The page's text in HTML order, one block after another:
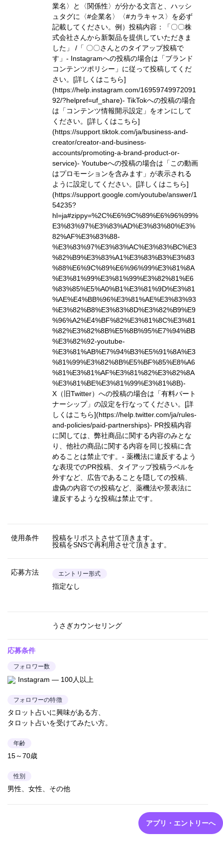
業名〉と〈関係性〉が分かる文言と、ハッシ
ュタグに〈#企業名〉〈#カラキャス〉を必ず
記載してください。 例）投稿内容：「〇〇株
式会社さんから新製品を提供していただきま
した」 /「 〇〇さんとのタイアップ投稿で
す」 - Instagramへの投稿の場合は「ブランド
コンテンツポリシー」に従って投稿してくだ
さい。 [詳しくはこちら]
(https://help.instagram.com/16959749972091
92/?helpref=uf_share)- TikTokへの投稿の場合
は「コンテンツ情報開示設定」をオンにして
ください。 [詳しくはこちら]
(https://support.tiktok.com/ja/business-and-
creator/creator-and-business-
accounts/promoting-a-brand-product-or-
service)- Youtubeへの投稿の場合は「この動画
はプロモーションを含みます」が表示される
ように設定してください。 [詳しくはこちら]
(https://support.google.com/youtube/answer/1
54235?
hl=ja#zippy=%2C%E6%9C%89%E6%96%99%
E3%83%97%E3%83%AD%E3%83%80%E3%
82%AF%E3%83%88-
%E3%83%97%E3%83%AC%E3%83%BC%E3
%82%B9%E3%83%A1%E3%83%B3%E3%83
%88%E6%9C%89%E6%96%99%E3%81%8A
%E3%81%99%E3%81%99%E3%82%81%E6
%83%85%E5%A0%B1%E3%81%9D%E3%81
%AE%E4%BB%96%E3%81%AE%E3%83%93
%E3%82%B8%E3%83%8D%E3%82%B9%E9
%96%A2%E4%BF%82%E3%81%8C%E3%81
%82%E3%82%8B%E5%8B%95%E7%94%BB
%E3%82%92-youtube-
%E3%81%AB%E7%94%B3%E5%91%8A%E3
%81%99%E3%82%8B%E5%BF%85%E8%A6
%81%E3%81%AF%E3%81%82%E3%82%8A
%E3%81%BE%E3%81%99%E3%81%8B)-
X（旧Twitter）への投稿の場合は「有料パート
ナーシップ」の設定を行なってください。 [詳
しくはこちら](https://help.twitter.com/ja/rules-
and-policies/paid-partnerships)- PR投稿内容
に関しては、弊社商品に関する内容のみとな
り、他社の商品に関する内容を同じ投稿に含
めることは禁止です。- 薬機法に違反するよう
な表現でのPR投稿、タイアップ投稿ラベルを
外すなど、広告であることを隠しての投稿、
虚偽の内容での投稿など、薬機法や景表法に
違反するような投稿は禁止です。
使用条件
投稿をリポストさせて頂きます。
投稿をSNSで再利用させて頂きます。
応募方法 エントリー形式
指定なし
うさぎカウンセリング
応募条件
フォロワー数
Instagram — 100人以上
フォロワーの特徴
タロット占いに興味がある方、
タロット占いを受けてみたい方。
年齢
15～70歳
性別
男性、女性、その他
アプリ・エントリーへ